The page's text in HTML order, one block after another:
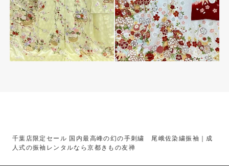
千葉店限定セール 国内最高峰の幻の手刺繍 尾峨佐染繍振袖｜成
人式の振袖レンタルなら京都きもの友禅